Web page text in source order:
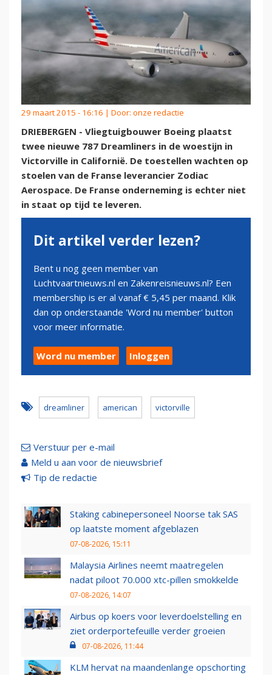
29 maart 2015 - 16:16 | Door: onze redactie
DRIEBERGEN - Vliegtuigbouwer Boeing plaatst
twee nieuwe 787 Dreamliners in de woestijn in
Victorville in Californië. De toestellen wachten op
stoelen van de Franse leverancier Zodiac
Aerospace. De Franse onderneming is echter niet
in staat op tijd te leveren.
Dit artikel verder lezen?
Bent u nog geen member van
Luchtvaartnieuws.nl en Zakenreisnieuws.nl? Een
membership is er al vanaf € 5,45 per maand. Klik
dan op onderstaande 'Word nu member' button
voor meer informatie.
Word nu member Inloggen
dreamliner american victorville
Verstuur per e-mail
Meld u aan voor de nieuwsbrief
Tip de redactie
Staking cabinepersoneel Noorse tak SAS
op laatste moment afgeblazen
07-08-2026, 15:11
Malaysia Airlines neemt maatregelen
nadat piloot 70.000 xtc-pillen smokkelde
07-08-2026, 14:07
Airbus op koers voor leverdoelstelling en
ziet orderportefeuille verder groeien
07-08-2026, 11:44
KLM hervat na maandenlange opschorting